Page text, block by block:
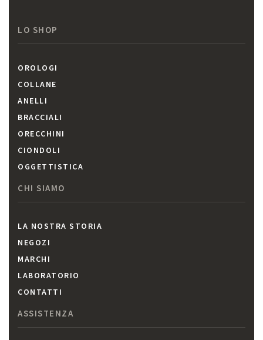
LO SHOP
OROLOGI
COLLANE
ANELLI
BRACCIALI
ORECCHINI
CIONDOLI
OGGETTISTICA
CHI SIAMO
LA NOSTRA STORIA
NEGOZI
MARCHI
LABORATORIO
CONTATTI
ASSISTENZA